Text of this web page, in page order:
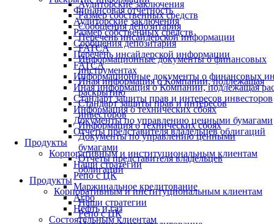
Финансовая отчетность
Аудиторские заключения
Размер собственных средств
Сообщения депозитария
Перечень инсайдерской информации
FATCA
Информационные документы о финансовых
Иная информация о Компании, подлежащая
Стандарт защиты прав и интересов инвесторов
Информация о технических сбоях
Документы по управлению ценными бумагами
Отчеты представителя владельцев облигаций
Продукты
Корпоративным и институциональным клиентам
Наши стратегии
Репо с ЦК
Маржинальное кредитование
Агро
Нефть и газ
Состоятельным клиентам
Аудиторские заключения
Размер собственных средств
Сообщения депозитария
Перечень инсайдерской информации
FATCA
Информационные документы о финансовых
инструментах
Иная информация о Компании, подлежащая
раскрытию
Стандарт защиты прав и интересов
инвесторов
Информация о технических сбоях
Документы по управлению ценными
бумагами
Отчеты представителя владельцев
облигаций
Продукты
Корпоративным и институциональным клиентам
Наши стратегии
Репо с ЦК